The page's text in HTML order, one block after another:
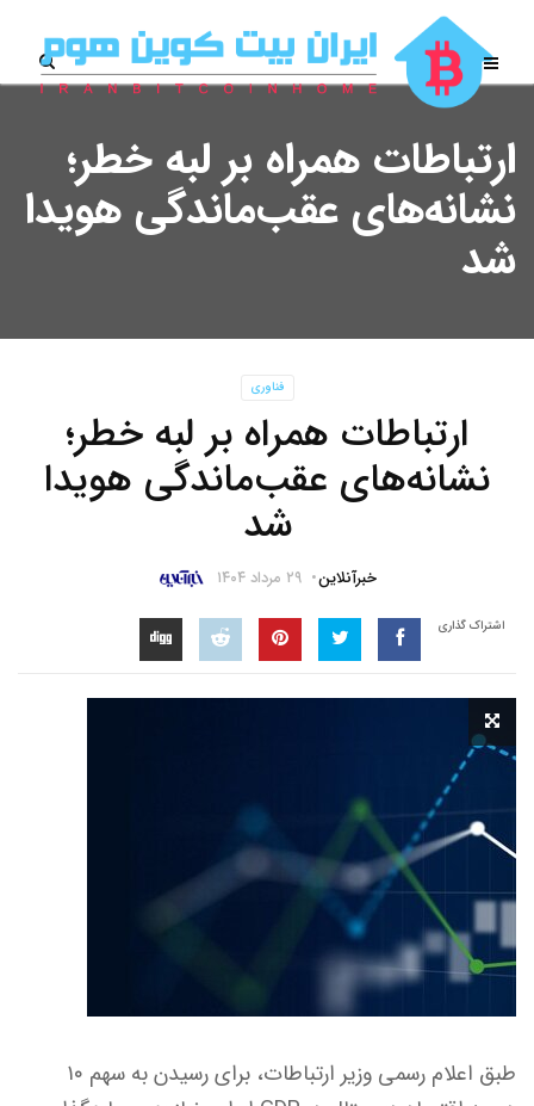
ارتباطات همراه بر لبه خطر؛
نشانه‌های عقب‌ماندگی هویدا
شد
فناوری
ارتباطات همراه بر لبه خطر؛
نشانه‌های عقب‌ماندگی هویدا
شد
خبرآنلاین ۲۹ مرداد ۱۴۰۴
اشتراک گذاری
طبق اعلام رسمی وزیر ارتباطات، برای رسیدن به سهم ۱۰